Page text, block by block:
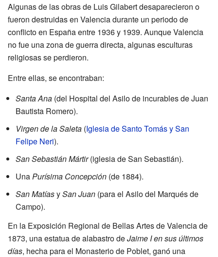
Algunas de las obras de Luis Gilabert desaparecieron o
fueron destruidas en Valencia durante un periodo de
conflicto en España entre 1936 y 1939. Aunque Valencia
no fue una zona de guerra directa, algunas esculturas
religiosas se perdieron.
Entre ellas, se encontraban:
Santa Ana (del Hospital del Asilo de incurables de Juan
Bautista Romero).
Virgen de la Saleta (Iglesia de Santo Tomás y San
Felipe Neri).
San Sebastián Mártir(iglesia de San Sebastián).
Una Purísima Concepción (de 1884).
San MatíasySan Juan (para el Asilo del Marqués de
Campo).
En la Exposición Regional de Bellas Artes de Valencia de
1873, una estatua de alabastro deJaime I en sus últimos
días, hecha para el Monasterio de Poblet, ganó una